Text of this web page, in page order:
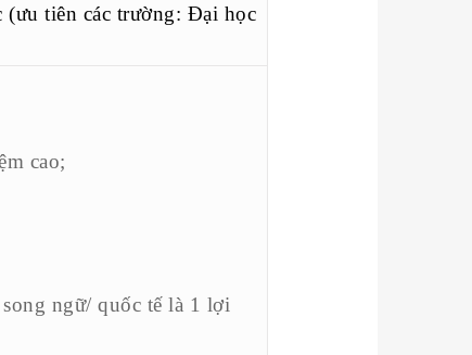
(ưu tiên các trường: Đại học
cao;
ngữ/ quốc tế là 1 lợi